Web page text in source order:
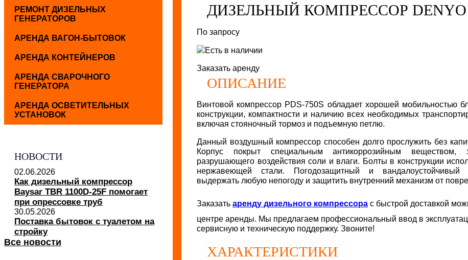
ДИЗЕЛЬНЫЙ КОМПРЕССОР DENYO
По запросу
Есть в наличии
Заказать аренду
ОПИСАНИЕ
Винтовой компрессор PDS-750S обладает хорошей мобильностью
конструкции, компактности и наличию всех необходимых
включая стояночный тормоз и подъемную петлю.
Данный воздушный компрессор способен долго прослужить без
Корпус покрыт специальным антикоррозийным
разрушающего воздействия соли и влаги. Болты в конструкции
нержавеющей стали. Погодозащитный и вандалоустойчивый
выдержать любую непогоду и защитить внутренний механизм от
Заказать аренду дизельного компрессора с быстрой доставкой
центре аренды. Мы предлагаем профессиональный ввод в
сервисную и техническую поддержку. Звоните!
ХАРАКТЕРИСТИКИ
РЕМОНТ ДИЗЕЛЬНЫХ
ГЕНЕРАТОРОВ
АРЕНДА ВАГОН-БЫТОВОК
АРЕНДА КОНТЕЙНЕРОВ
АРЕНДА СВАРОЧНОГО
ГЕНЕРАТОРА
АРЕНДА ОСВЕТИТЕЛЬНЫХ
УСТАНОВОК
НОВОСТИ
02.06.2026
Как дизельный компрессор
Baysar TBR 1100D-25F помогает
при опрессовке труб
30.05.2026
Поставка бытовок с туалетом на
стройку
Все новости